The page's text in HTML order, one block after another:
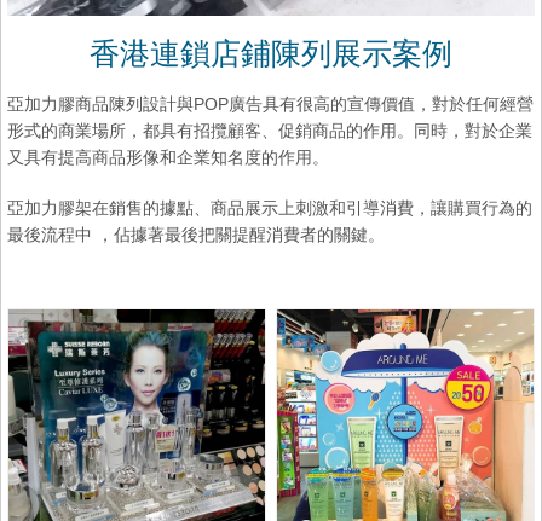
香港連鎖店鋪陳列展示案例
亞加力膠商品陳列設計與POP廣告具有很高的宣傳價值，對於任何經營
形式的商業場所，都具有招攬顧客、促銷商品的作用。同時，對於企業
又具有提高商品形像和企業知名度的作用。
亞加力膠架在銷售的據點、商品展示上刺激和引導消費，讓購買行為的
最後流程中 ，佔據著最後把關提醒消費者的關鍵。